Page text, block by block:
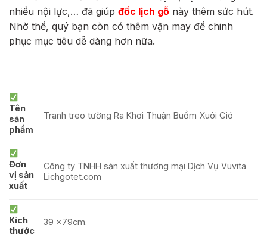
nhiều nội lực,… đã giúp đốc lịch gỗ này thêm sức hút.
Nhờ thế, quý bạn còn có thêm vận may để chinh
phục mục tiêu dễ dàng hơn nữa.
Tên
sản
phẩm
Tranh treo tường Ra Khơi Thuận Buồm Xuôi Gió
Đơn
vị sản
xuất
Công ty TNHH sản xuất thương mại Dịch Vụ Vuvita
Lichgotet.com
Kích
thước
39 x79cm.